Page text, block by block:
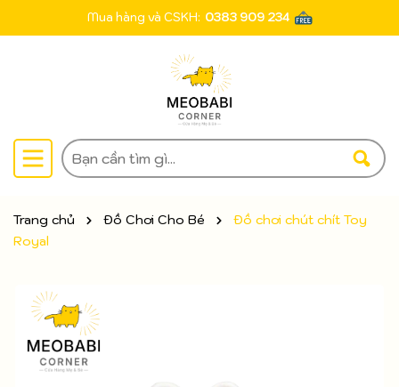
Mua hàng và CSKH: 0383 909 234
Trang chủ Đồ Chơi Cho Bé
Đồ chơi chút chít Toy
Royal